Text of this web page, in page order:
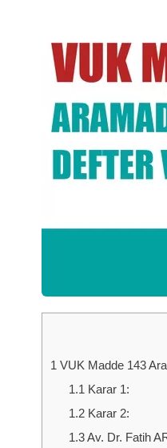
1 VUK Madde 143
1.1 Karar 1:
1.2Karar 2:
1.3Av. Dr. Fatih